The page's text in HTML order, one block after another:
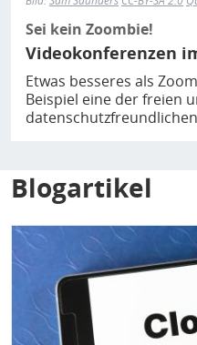
Sei kein Zoombie!
Videokonferenzen
Etwas besseres als
Beispiel eine der freien
Blogartikel
Bild